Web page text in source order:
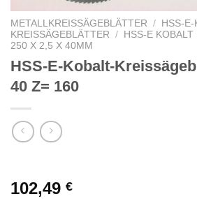
METALLKREISSÄGEBLÄTTER / HSS-E-
KREISSÄGEBLÄTTER
/ HSS-E
250 X 2,5 X 40MM
HSS-E-Kobalt-
40 Z= 160
102,49 €